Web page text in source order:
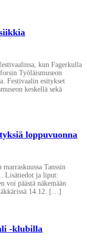
kun Fagerkulla
Työläismuseon
Festivaalin esitykset
keskellä sekä
loppuvuonna
Tanssin
Lisätiedot ja liput:
päästä näkemään
14.12. […]
-klubilla